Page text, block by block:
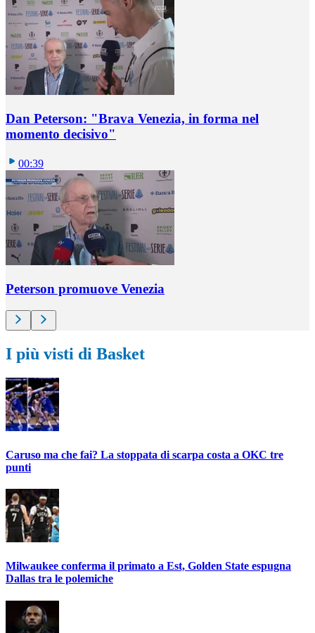
Dan Peterson: "Brava Venezia, in forma nel
momento decisivo"
00:39
Peterson promuove Venezia
I più visti di Basket
Caruso ma che fai? La stoppata di scarpa costa a OKC tre
punti
Milwaukee conferma il primato a Est, Golden State espugna
Dallas tra le polemiche